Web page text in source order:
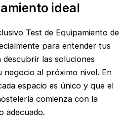
ideal
Test de Equipamiento de
para entender tus
descubrir las soluciones
al próximo nivel. En
espacio es único y que el
comienza con la
adecuado.